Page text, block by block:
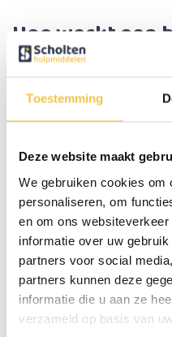
Toestemming
Deze website maakt
We gebruiken cookies om
personaliseren, om
en om ons
informatie over uw
partners voor social
partners kunnen deze
informatie die u aan ze
verzameld op basis van
Hoe werkt een
De bedladder bestaat
van het bed worden
handgrepen vast te
gemakkelijker tot een
proces biedt extra
inspanning.
Voordelen
Zelfstandigheid: Het
zelfstandig en zonder